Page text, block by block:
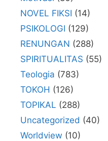
NOVEL FIKSI (14)
PSIKOLOGI (129)
RENUNGAN (288)
SPIRITUALITAS (55)
Teologia (783)
TOKOH (126)
TOPIKAL (288)
Uncategorized (40)
Worldview (10)